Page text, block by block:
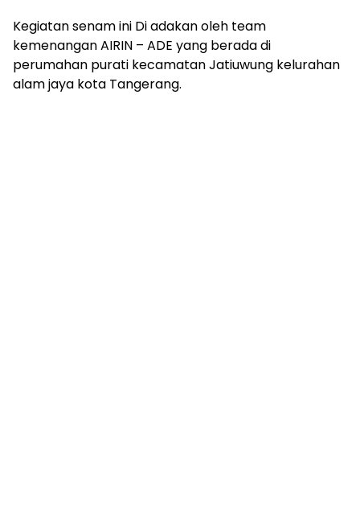
Kegiatan senam ini Di adakan oleh team
kemenangan AIRIN – ADE yang berada di
perumahan purati kecamatan Jatiuwung kelurahan
alam jaya kota Tangerang.